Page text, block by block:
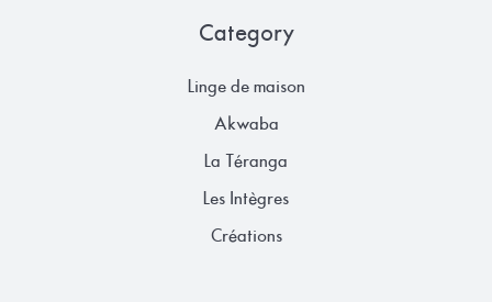
Category
Linge de maison
Akwaba
La Téranga
Les Intègres
Créations